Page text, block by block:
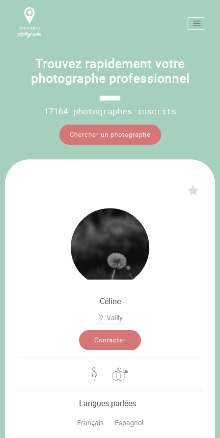
Trouvez rapidement votre
photographe professionnel
17164 photographes inscrits
Chercher un photographe
Céline
Vailly
Contacter
Langues parlées
Français Espagnol